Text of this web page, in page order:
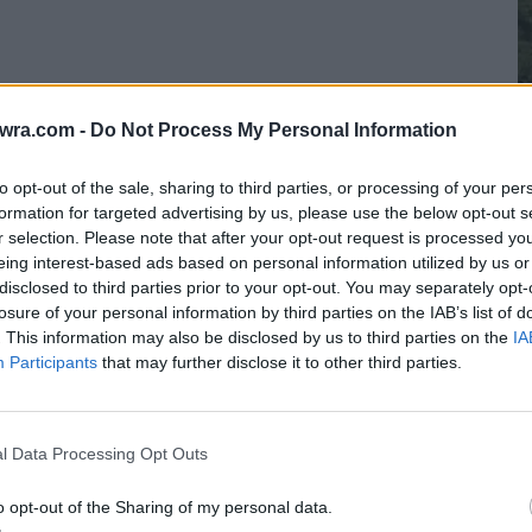
- Do Not Process My Personal Information
opt-out of the sale, sharing to third parties, or processing of your
for targeted advertising by us, please use the below opt-out
selection. Please note that after your opt-out request is processed
interest-based ads based on personal information utilized by us
to third parties prior to your opt-out. You may separately
of your personal information by third parties on the IAB’s list of
This information may also be disclosed by us to third parties on the
Participants that may further disclose it to other third parties.
Data Processing Opt Outs
opt-out of the Sharing of my personal data.
το 2010 και το 2012 ο Μάκης έφυγε για
του από την θητεία.
με άλλους φαντάρους ενώ όπως μπορείτε
τότε!